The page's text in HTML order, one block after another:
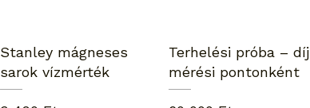
Stanley mágneses
sarok vízmérték
Terhelési próba – díj
mérési pontonként